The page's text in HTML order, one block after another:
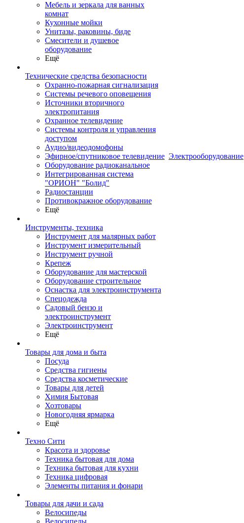
Мебель и зеркала для ванных
комнат
Кухонные мойки
Унитазы, раковины, биде
Смесители и душевое
оборудование
Ещё
Технические средства безопасности
Охранно-пожарная сигнализация
Системы речевого оповещения
Источники вторичного
электропитания
Охранное телевидение
Системы контроля и управления
доступом
Аудио/видеодомофоны
Эфирное/спутниковое телевидение
Оборудование радиоканальное
Интегрированная система
"ОРИОН" "Болид"
Радиостанции
Противокражное оборудование
Ещё
Инструменты, техника
Инструмент для малярных работ
Инструмент измерительный
Инструмент ручной
Крепеж
Оборудование для мастерской
Оборудование строительное
Оснастка для электроинструмента
Спецодежда
Садовый бензо и
электроинструмент
Электроинструмент
Ещё
Товары для дома и быта
Посуда
Средства гигиены
Средства косметические
Товары для детей
Химия Бытовая
Хозтовары
Новогодняя ярмарка
Ещё
Техно Сити
Красота и здоровье
Техника бытовая для дома
Техника бытовая для кухни
Техника цифровая
Элементы питания и фонари
Товары для дачи и сада
Велосипеды
Велосипеды
Электрооборудование